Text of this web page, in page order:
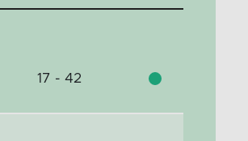
17 - 42